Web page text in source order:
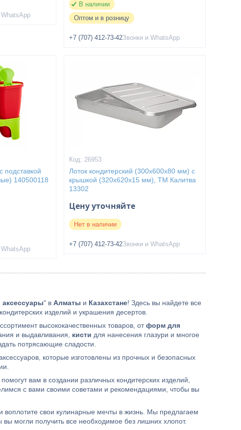
В наличии
Оптом и в розницу
+7 (707) 412-73-42Звонки и WhatsApp
140500118
26953
Лоток кондитерский (300х600х80 мм) с
крышкой (320х620х15 мм), ТМ Калитва
13302
Цену уточняйте
Нет в наличии
+7 (707) 412-73-42Звонки и WhatsApp
аксессуары" в Алматы и Казахстане! Здесь вы найдете все
изделий и украшения десертов.
высококачественных товаров, отформ для
и выдавливания, кисти для нанесения глазури и многое
потрясающие сладости.
которые изготовлены из прочных и безопасных
вам в создании различных кондитерских изделий,
с вами своими советами и рекомендациями, чтобы вы
воплотите свои кулинарные мечты в жизнь. Мы предлагаем
могли получить все необходимое без лишних хлопот.